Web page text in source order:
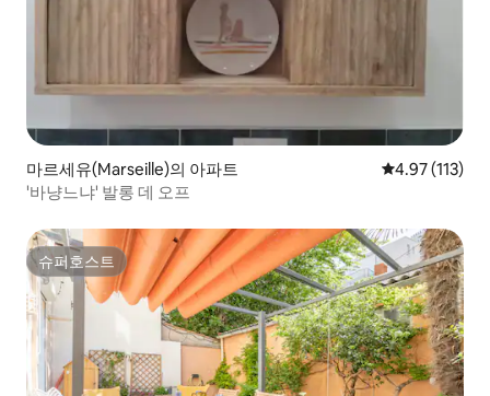
마르세유(Marseille)의 아파트 평점 4.97점(5
4.97 (113)
'바냥느냐' 발롱 데 오프
슈퍼호스트
슈퍼호스트